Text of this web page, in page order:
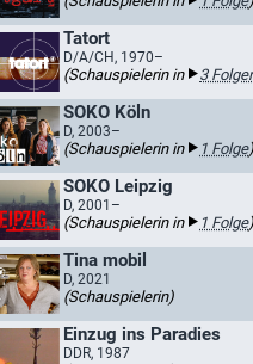
Tatort
D/A/CH, 1970–
(Schauspielerin in 3
SOKO Köln
D, 2003–
(Schauspielerin in 1 Folge)
SOKO Leipzig
D, 2001–
(Schauspielerin in 1 Folge)
Tina mobil
D, 2021
(Schauspielerin)
Einzug ins Paradies
DDR, 1987